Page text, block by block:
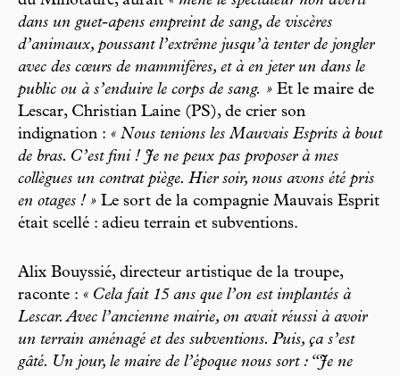
dans un guet-apens empreint de sang, de viscères
d’animaux, poussant l’extrême jusqu’à tenter de jongler
avec des cœurs de mammifères, et à en jeter un dans le
public ou à s’enduire le corps de sang. » Et le maire de
Lescar, Christian Laine (PS), de crier son
indignation : « Nous tenions les Mauvais Esprits à bout
de bras. C’est fini ! Je ne peux pas proposer à mes
collègues un contrat piège. Hier soir, nous avons été pris
en otages ! » Le sort de la compagnie Mauvais Esprit
était scellé : adieu terrain et subventions.
Alix Bouyssié, directeur artistique de la troupe,
raconte : « Cela fait 15 ans que l’on est implantés à
Lescar. Avec l’ancienne mairie, on avait réussi à avoir
un terrain aménagé et des subventions. Puis, ça s’est
gâté. Un jour, le maire de l’époque nous sort : “Je ne